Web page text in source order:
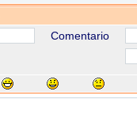
Comentario